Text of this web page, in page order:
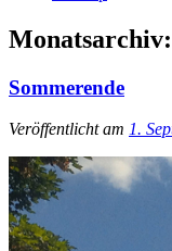
Monatsarchiv:
Sommerende
Veröffentlicht am 1.